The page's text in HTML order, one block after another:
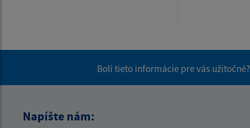
Boli tieto informácie pre vás užitočné?
Napíšte nám: